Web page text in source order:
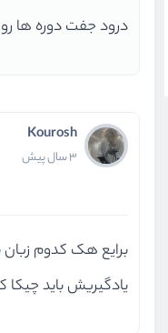
درود جفت دوره ها
Kourosh
3 سال پیش
برایع هک کدوم زبان
یادگیریش باید چیکا